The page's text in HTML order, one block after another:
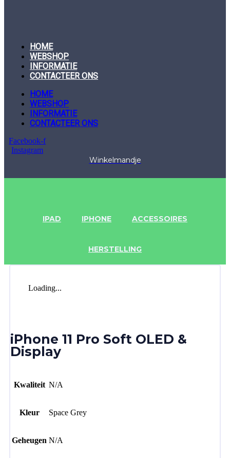
HOME
WEBSHOP
INFORMATIE
CONTACTEER ONS
HOME
WEBSHOP
INFORMATIE
CONTACTEER ONS
Facebook-f
Instagram
Winkelmandje
IPAD IPHONE ACCESSOIRES
HERSTELLING
Loading...
iPhone 11 Pro Soft OLED &
Display
Kwaliteit N/A
Kleur Space Grey
Geheugen N/A